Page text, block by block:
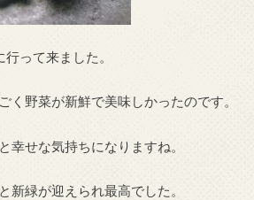
って来ました。
く野菜が新鮮で美味しかったのです。
幸せな気持ちになりますね。
新緑が迎えられ最高でした。